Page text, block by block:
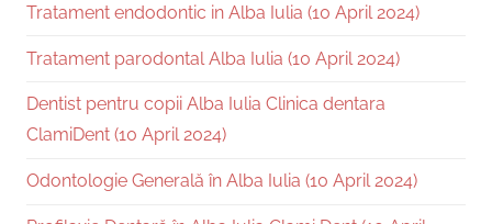
Tratament endodontic in Alba Iulia (10 April 2024)
Tratament parodontal Alba Iulia (10 April 2024)
Dentist pentru copii Alba Iulia Clinica dentara
ClamiDent (10 April 2024)
Odontologie Generală în Alba Iulia (10 April 2024)